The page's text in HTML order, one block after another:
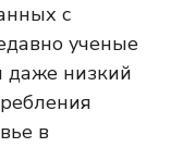
с
ученые
даже низкий
в